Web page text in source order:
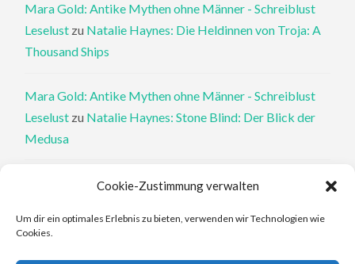
Cookie-Zustimmung verwalten
Um dir ein optimales Erlebnis zu bieten, verwenden wir Technologien wie
Cookies.
Mara Gold: Antike Mythen ohne Männer - Schreiblust
Leselust zu Natalie Haynes: Die Heldinnen von Troja: A
Thousand Ships
Mara Gold: Antike Mythen ohne Männer - Schreiblust
Leselust zu Natalie Haynes: Stone Blind: Der Blick der
Medusa
Philippa Perry: Die Therapeutin und ihre Mörder: Dr. Pat
Philippa Perry: Das Buch, von dem du dir wünschst, deine